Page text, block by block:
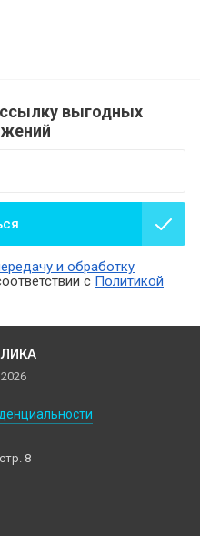
выгодных
и обработку
с Политикой
8